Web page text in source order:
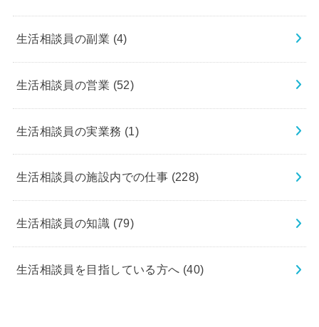
生活相談員の副業 (4)
生活相談員の営業 (52)
生活相談員の実業務 (1)
生活相談員の施設内での仕事 (228)
生活相談員の知識 (79)
生活相談員を目指している方へ (40)